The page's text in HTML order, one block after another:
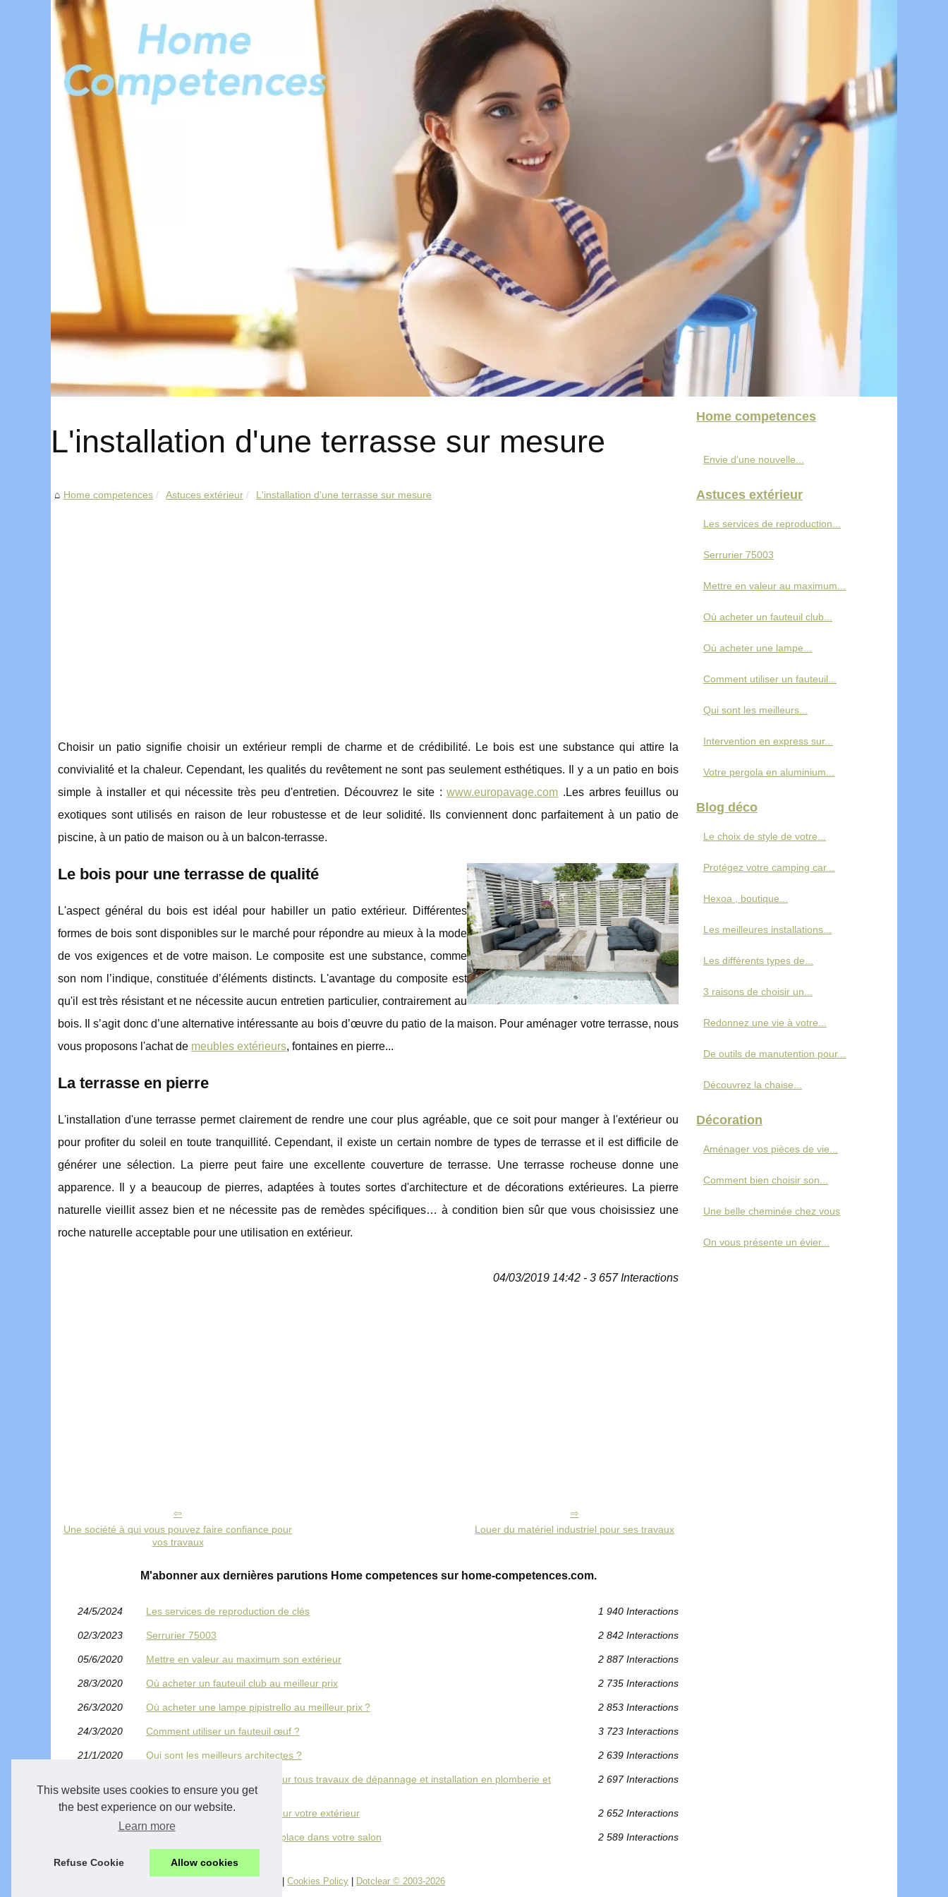
This website uses cookies to ensure you get
the best experience on our website.
Learn more
Refuse Cookie Allow cookies
L'installation d'une terrasse sur mesure
Home competences Astuces extérieur L'installation d'une terrasse sur mesure
Choisir un patio signifie choisir un extérieur rempli de charme et de crédibilité. Le bois est une substance qui attire la
convivialité et la chaleur. Cependant, les qualités du revêtement ne sont pas seulement esthétiques. Il y a un patio en bois
simple à installer et qui nécessite très peu d'entretien. Découvrez le site :www.europavage.com .Les arbres feuillus ou
exotiques sont utilisés en raison de leur robustesse et de leur solidité. Ils conviennent donc parfaitement à un patio de
piscine, à un patio de maison ou à un balcon-terrasse.
Le bois pour une terrasse de qualité
L'aspect général du bois est idéal pour habiller un patio extérieur. Différentes
formes de bois sont disponibles sur le marché pour répondre au mieux à la mode
de vos exigences et de votre maison. Le composite est une substance, comme
son nom l’indique, constituée d’éléments distincts. L'avantage du composite est
qu'il est très résistant et ne nécessite aucun entretien particulier, contrairement au
bois. Il s’agit donc d’une alternative intéressante au bois d’œuvre du patio de la maison. Pour aménager votre terrasse, nous
vous proposons l'achat de meubles extérieurs, fontaines en pierre...
La terrasse en pierre
L'installation d'une terrasse permet clairement de rendre une cour plus agréable, que ce soit pour manger à l'extérieur ou
pour profiter du soleil en toute tranquillité. Cependant, il existe un certain nombre de types de terrasse et il est difficile de
générer une sélection. La pierre peut faire une excellente couverture de terrasse. Une terrasse rocheuse donne une
apparence. Il y a beaucoup de pierres, adaptées à toutes sortes d'architecture et de décorations extérieures. La pierre
naturelle vieillit assez bien et ne nécessite pas de remèdes spécifiques… à condition bien sûr que vous choisissiez une
roche naturelle acceptable pour une utilisation en extérieur.
04/03/2019 14:42 - 3 657 Interactions
Une société à qui vous pouvez faire confiance pour
vos travaux
Louer du matériel industriel pour ses travaux
M'abonner aux dernières parutions Home competences sur home-competences.com.
24/5/2024 Les services de reproduction de clés 1 940 Interactions
02/3/2023 Serrurier 75003 2 842 Interactions
05/6/2020 Mettre en valeur au maximum son extérieur 2 887 Interactions
28/3/2020 Où acheter un fauteuil club au meilleur prix 2 735 Interactions
26/3/2020 Où acheter une lampe pipistrello au meilleur prix ? 2 853 Interactions
24/3/2020 Comment utiliser un fauteuil œuf ? 3 723 Interactions
21/1/2020 Qui sont les meilleurs architectes ? 2 639 Interactions
Intervention en express sur pour tous travaux de dépannage et installation en plomberie et
chauffage
2 697 Interactions
18/12/2019 Votre pergola en aluminium pour votre extérieur 2 652 Interactions
Les solutions d'économies de place dans votre salon 2 589 Interactions
Home competences
Envie d'une nouvelle...
Astuces extérieur
Les services de reproduction...
Serrurier 75003
Mettre en valeur au maximum...
Où acheter un fauteuil club...
Où acheter une lampe...
Comment utiliser un fauteuil...
Qui sont les meilleurs...
Intervention en express sur...
Votre pergola en aluminium...
Blog déco
Le choix de style de votre...
Protégez votre camping car...
Hexoa , boutique...
Les meilleures installations...
Les différents types de...
3 raisons de choisir un...
Redonnez une vie à votre...
De outils de manutention pour...
Découvrez la chaise...
Décoration
Aménager vos pièces de vie...
Comment bien choisir son...
Une belle cheminée chez vous
On vous présente un évier...
Cookies Policy
Dotclear © 2003-2026